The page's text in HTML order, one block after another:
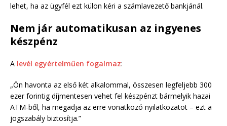
lehet, ha az ügyfél ezt külön kéri a számlavezető bankjánál.
Nem jár automatikusan az ingyenes
készpénz
A levél egyértelműen fogalmaz:
„Ön havonta az első két alkalommal, összesen legfeljebb 300
ezer forintig díjmentesen vehet fel készpénzt bármelyik hazai
ATM-ből, ha megadja az erre vonatkozó nyilatkozatot – ezt a
jogszabály biztosítja.”